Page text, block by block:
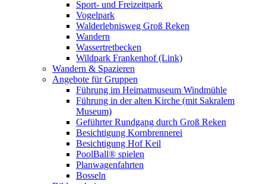
Sport- und Freizeitpark
Vogelpark
Walderlebnisweg Groß Reken
Wandern
Wassertretbecken
Wildpark Frankenhof (Link)
Wandern & Spazieren
Angebote für Gruppen
Führung im Heimatmuseum Windmühle
Führung in der alten Kirche (mit Sakralem
Museum)
Geführter Rundgang durch Groß Reken
Besichtigung Kornbrennerei
Besichtigung Hof Keil
PoolBall® spielen
Planwagenfahrten
Bosseln